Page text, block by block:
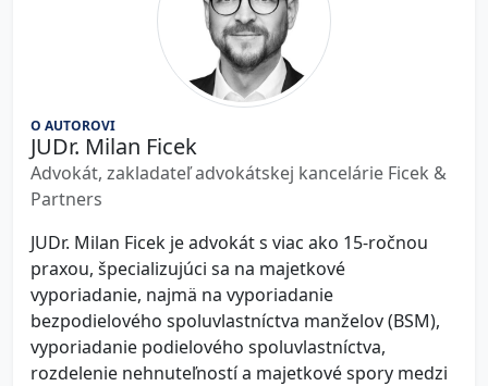
O AUTOROVI
JUDr. Milan Ficek
Advokát, zakladateľ advokátskej kancelárie Ficek &
Partners
JUDr. Milan Ficek je advokát s viac ako 15-ročnou
praxou, špecializujúci sa na majetkové
vyporiadanie, najmä na vyporiadanie
bezpodielového spoluvlastníctva manželov (BSM),
vyporiadanie podielového spoluvlastníctva,
rozdelenie nehnuteľností a majetkové spory medzi